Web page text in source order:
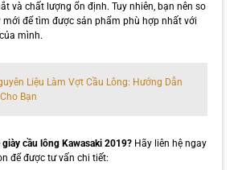
và chất lượng ổn định. Tuy nhiên, bạn nên so
để tìm được sản phẩm phù hợp nhất với
mình.
Liệu Làm Vợt Cầu Lông: Hướng Dẫn
Bạn
cầu lông Kawasaki 2019?Hãy liên hệ ngay
để được tư vấn chi tiết: